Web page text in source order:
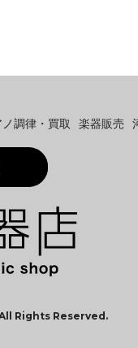
ノ調律・買取 楽器販売
Rights Reserved.